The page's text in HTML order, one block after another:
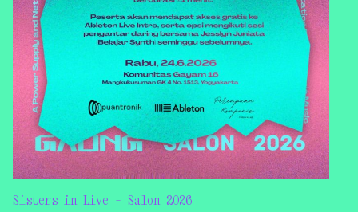
Sisters in Live – Salon 2026